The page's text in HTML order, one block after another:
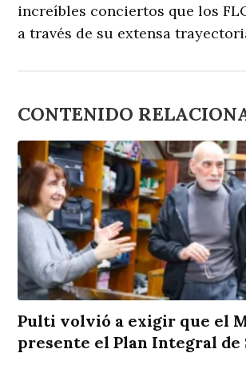
increíbles conciertos que los
a través de su extensa
CONTENIDO
Pulti volvió a exigir que el
presente el Plan Integral de